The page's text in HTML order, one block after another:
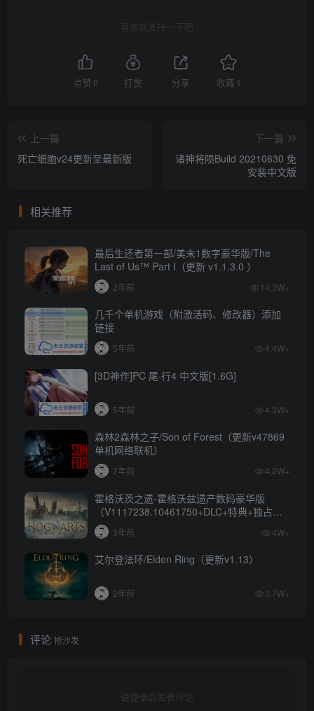
喜欢就支持一下吧
点赞 0 打赏 分享 收藏 1
上一篇
死亡细胞v24更新至最新版
下一篇
诸神将陨Build 20210630 免
安装中文版
相关推荐
最后生还者第一部/美末1数字豪华版/The
Last of Us™ Part I（更新 v1.1.3.0 ）
2年前 14.3W+
几千个单机游戏（附激活码、修改器）添加
链接
5年前 4.4W+
[3D神作]PC 尾·行4 中文版[1.6G]
5年前 4.3W+
森林2森林之子/Son of Forest（更新v47869
单机网络联机）
2年前 4.2W+
霍格沃茨之遗-霍格沃兹遗产数码豪华版
（V1117238.10461750+DLC+特典+独占内
容）
3年前 4W+
艾尔登法环/Elden Ring（更新v1.13）
2年前 3.7W+
评论 抢沙发
请登录后发表评论